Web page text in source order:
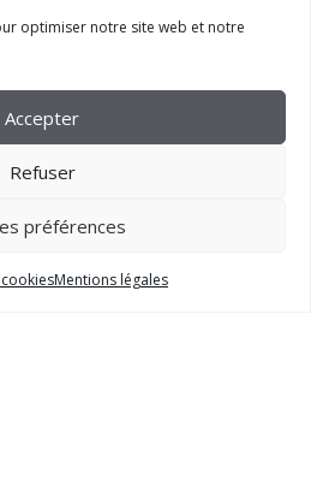
optimiser notre site web et notre
Accepter
Refuser
préférences
Mentions légales